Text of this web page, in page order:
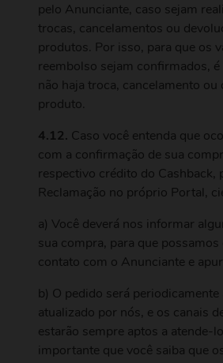
pelo Anunciante, caso sejam
trocas, cancelamentos ou
produtos. Por isso, para que os
reembolso sejam confirmados,
não haja troca, cancelamento ou
produto.
4.12. Caso você entenda que
com a confirmação de sua
respectivo crédito do Cashback,
Reclamação no próprio Portal,
a) Você deverá nos informar
sua compra, para que possamos
contato com o Anunciante e
b) O pedido será
atualizado por nós, e os canais
estarão sempre aptos a atende-
importante que você saiba que